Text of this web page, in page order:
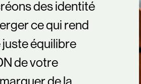
des identité
ce qui rend
équilibre
de votre